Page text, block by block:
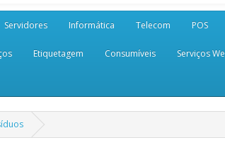
Servidores Informática Telecom POS
Etiquetagem Consumíveis Serviços